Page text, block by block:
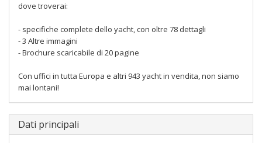
dove troverai:
- specifiche complete dello yacht, con oltre 78 dettagli
- 3 Altre immagini
- Brochure scaricabile di 20 pagine
Con uffici in tutta Europa e altri 943 yacht in vendita, non siamo
mai lontani!
Dati principali